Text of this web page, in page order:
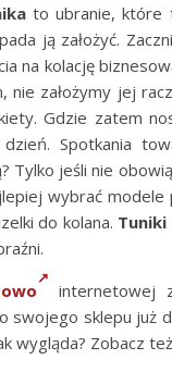
to ubranie, które
ją założyć.
na kolację
założymy jej
Gdzie zatem
Spotkania
Tylko jeśli nie
wybrać modele
do kolana. Tuniki
internetowej
swojego sklepu już
wygląda? Zobacz też